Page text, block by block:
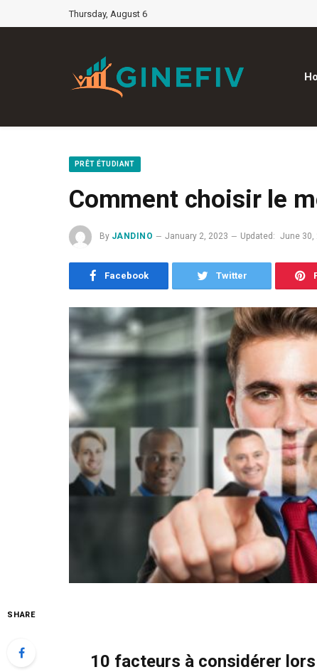
Thursday, August 6
PRÊT ÉTUDIANT
Comment choisir le
By JANDINO January 2, 2023 Updated: June 30,
Facebook Twitter
SHARE
10 facteurs à considérer